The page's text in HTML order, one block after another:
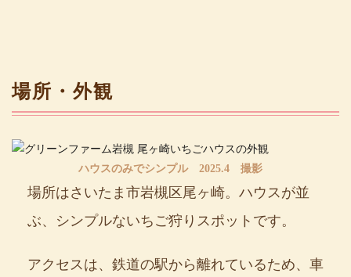
場所・外観
ハウスのみでシンプル 2025.4 撮影
場所はさいたま市岩槻区尾ヶ崎。ハウスが並
ぶ、シンプルないちご狩りスポットです。
アクセスは、鉄道の駅から離れているため、車